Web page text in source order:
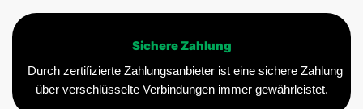
Sichere Zahlung
Durch zertifizierte Zahlungsanbieter ist eine sichere Zahlung
über verschlüsselte Verbindungen immer gewährleistet.